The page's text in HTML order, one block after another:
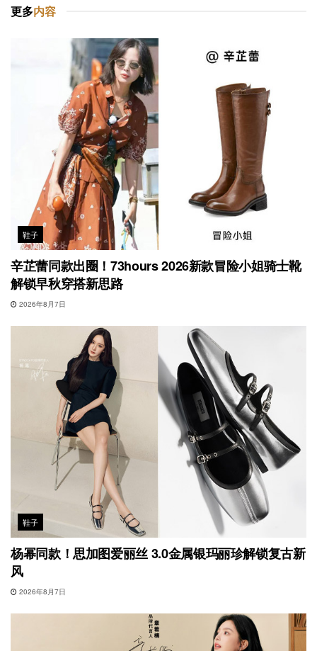
更多内容
鞋子
辛芷蕾同款出圈！73hours 2026新款冒险小姐骑士靴
解锁早秋穿搭新思路
2026年8月7日
鞋子
杨幂同款！思加图爱丽丝 3.0金属银玛丽珍解锁复古新
风
2026年8月7日